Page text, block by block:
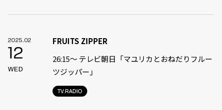
2025.02
12
WED
TV.RADIO
FRUITS ZIPPER
26:15～ テレビ朝日「マユリカとおねだりフルー
ツジッパー」